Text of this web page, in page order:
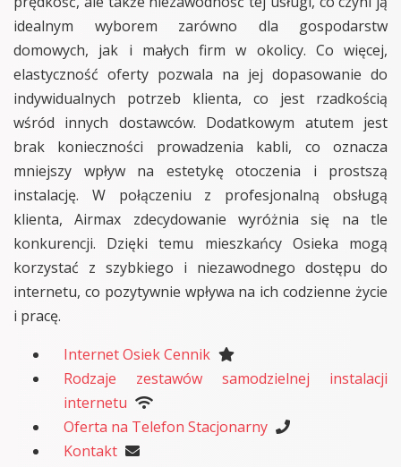
idealnym wyborem zarówno dla gospodarstw
domowych, jak i małych firm w okolicy. Co więcej,
elastyczność oferty pozwala na jej dopasowanie do
indywidualnych potrzeb klienta, co jest rzadkością
wśród innych dostawców. Dodatkowym atutem jest
brak konieczności prowadzenia kabli, co oznacza
mniejszy wpływ na estetykę otoczenia i prostszą
instalację. W połączeniu z profesjonalną obsługą
klienta, Airmax zdecydowanie wyróżnia się na tle
konkurencji. Dzięki temu mieszkańcy Osieka mogą
korzystać z szybkiego i niezawodnego dostępu do
internetu, co pozytywnie wpływa na ich codzienne życie
i pracę.
Internet Osiek Cennik
Rodzaje zestawów samodzielnej instalacji
internetu
Oferta na Telefon Stacjonarny
Kontakt